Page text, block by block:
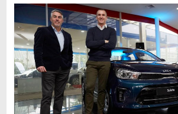
motos,
información
del
mundo
del
transporte